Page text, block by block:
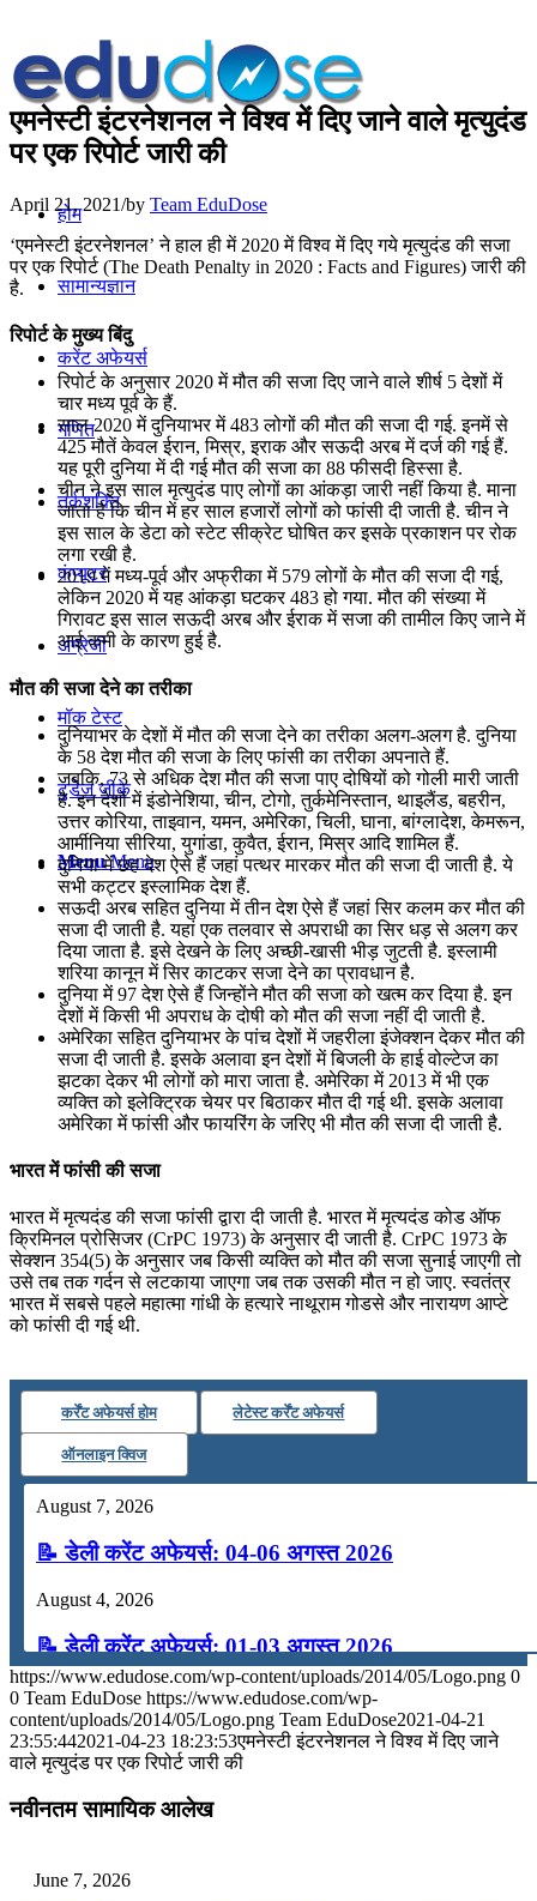
होम
सामान्यज्ञान
करेंट अफेयर्स
गणित
तर्कशक्ति
कंप्यूटर
अंग्रेजी
मॉक टेस्ट
टुडेज जीके
Menu Menu
एमनेस्टी इंटरनेशनल ने विश्व में दिए जाने वाले मृत्युदंड
पर एक रिपोर्ट जारी की
April 21, 2021/by Team EduDose
‘एमनेस्टी इंटरनेशनल’ ने हाल ही में 2020 में विश्व में दिए गये मृत्युदंड की सजा
पर एक रिपोर्ट (The Death Penalty in 2020 : Facts and Figures) जारी की
है.
रिपोर्ट के मुख्य बिंदु
रिपोर्ट के अनुसार 2020 में मौत की सजा दिए जाने वाले शीर्ष 5 देशों में
चार मध्य पूर्व के हैं.
साल 2020 में दुनियाभर में 483 लोगों की मौत की सजा दी गई. इनमें से
425 मौतें केवल ईरान, मिस्र, इराक और सऊदी अरब में दर्ज की गई हैं.
यह पूरी दुनिया में दी गई मौत की सजा का 88 फीसदी हिस्सा है.
चीन ने इस साल मृत्युदंड पाए लोगों का आंकड़ा जारी नहीं किया है. माना
जाता है कि चीन में हर साल हजारों लोगों को फांसी दी जाती है. चीन ने
इस साल के डेटा को स्टेट सीक्रेट घोषित कर इसके प्रकाशन पर रोक
लगा रखी है.
2019 में मध्य-पूर्व और अफ्रीका में 579 लोगों के मौत की सजा दी गई,
लेकिन 2020 में यह आंकड़ा घटकर 483 हो गया. मौत की संख्या में
गिरावट इस साल सऊदी अरब और ईराक में सजा की तामील किए जाने में
आई कमी के कारण हुई है.
मौत की सजा देने का तरीका
दुनियाभर के देशों में मौत की सजा देने का तरीका अलग-अलग है. दुनिया
के 58 देश मौत की सजा के लिए फांसी का तरीका अपनाते हैं.
जबकि, 73 से अधिक देश मौत की सजा पाए दोषियों को गोली मारी जाती
है. इन देशों में इंडोनेशिया, चीन, टोगो, तुर्कमेनिस्तान, थाइलैंड, बहरीन,
उत्तर कोरिया, ताइवान, यमन, अमेरिका, चिली, घाना, बांग्लादेश, केमरून,
आर्मीनिया सीरिया, युगांडा, कुवैत, ईरान, मिस्र आदि शामिल हैं.
दुनिया में छह देश ऐसे हैं जहां पत्थर मारकर मौत की सजा दी जाती है. ये
सभी कट्टर इस्लामिक देश हैं.
सऊदी अरब सहित दुनिया में तीन देश ऐसे हैं जहां सिर कलम कर मौत की
सजा दी जाती है. यहां एक तलवार से अपराधी का सिर धड़ से अलग कर
दिया जाता है. इसे देखने के लिए अच्‍छी-खासी भीड़ जुटती है. इस्लामी
शरिया कानून में सिर काटकर सजा देने का प्रावधान है.
दुनिया में 97 देश ऐसे हैं जिन्होंने मौत की सजा को खत्म कर दिया है. इन
देशों में किसी भी अपराध के दोषी को मौत की सजा नहीं दी जाती है.
अमेरिका सहित दुनियाभर के पांच देशों में जहरीला इंजेक्शन देकर मौत की
सजा दी जाती है. इसके अलावा इन देशों में बिजली के हाई वोल्टेज का
झटका देकर भी लोगों को मारा जाता है. अमेरिका में 2013 में भी एक
व्यक्ति को इलेक्ट्रिक चेयर पर बिठाकर मौत दी गई थी. इसके अलावा
अमेरिका में फांसी और फायरिंग के जरिए भी मौत की सजा दी जाती है.
भारत में फांसी की सजा
भारत में मृत्यदंड की सजा फांसी द्वारा दी जाती है. भारत में मृत्यदंड कोड ऑफ
क्रिमिनल प्रोसिजर (CrPC 1973) के अनुसार दी जाती है. CrPC 1973 के
सेक्‍शन 354(5) के अनुसार जब किसी व्‍यक्ति को मौत की सजा सुनाई जाएगी तो
उसे तब तक गर्दन से लटकाया जाएगा जब तक उसकी मौत न हो जाए. स्‍वतंत्र
भारत में सबसे पहले महात्‍मा गांधी के हत्‍यारे नाथूराम गोडसे और नारायण आप्‍टे
को फांसी दी गई थी.
कर्रेंट अफेयर्स होम लेटेस्ट कर्रेंट अफेयर्स
ऑनलाइन क्विज
August 7, 2026
📝 डेली करेंट अफेयर्स: 04-06 अगस्त 2026
August 4, 2026
📝 डेली करेंट अफेयर्स: 01-03 अगस्त 2026
July 31, 2026
📝 डेली करेंट अफेयर्स: 28-31 जुलाई 2026
July 25, 2026
https://www.edudose.com/wp-content/uploads/2014/05/Logo.png 0
0 Team EduDose https://www.edudose.com/wp-
content/uploads/2014/05/Logo.png Team EduDose2021-04-21
23:55:442021-04-23 18:23:53एमनेस्टी इंटरनेशनल ने विश्व में दिए जाने
वाले मृत्युदंड पर एक रिपोर्ट जारी की
नवीनतम सामायिक आलेख
June 7, 2026